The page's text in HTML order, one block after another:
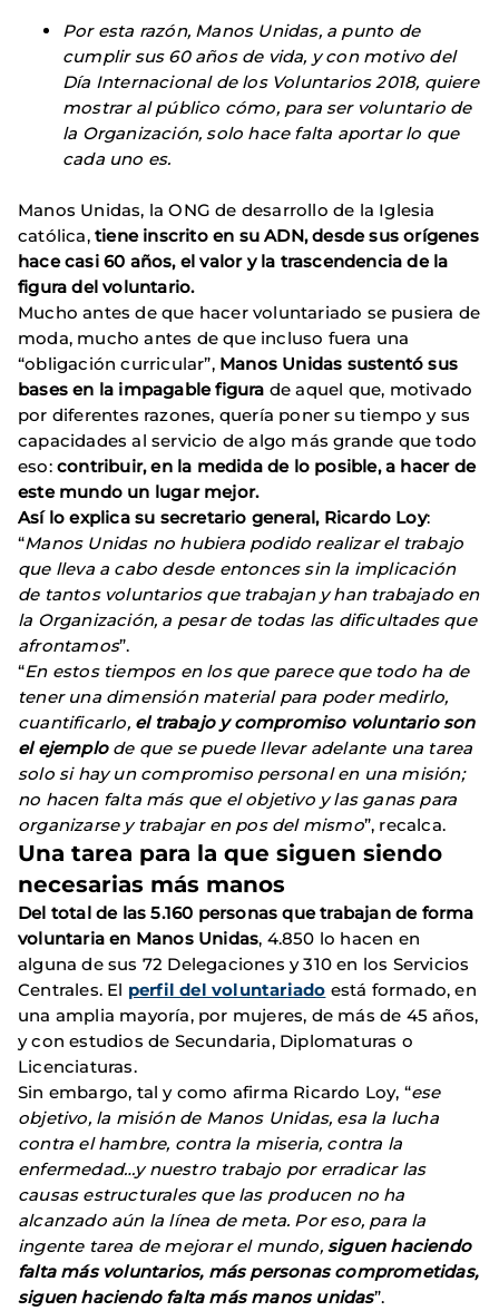
Por esta razón, Manos Unidas, a punto de
cumplir sus 60 años de vida, y con motivo del
Día Internacional de los Voluntarios 2018, quiere
mostrar al público cómo, para ser voluntario de
la Organización, solo hace falta aportar lo que
cada uno es.
Manos Unidas, la ONG de desarrollo de la Iglesia
católica, tiene inscrito en su ADN, desde sus orígenes
hace casi 60 años, el valor y la trascendencia de la
figura del voluntario.
Mucho antes de que hacer voluntariado se pusiera de
moda, mucho antes de que incluso fuera una
“obligación curricular”, Manos Unidas sustentó sus
bases en la impagable figura de aquel que, motivado
por diferentes razones, quería poner su tiempo y sus
capacidades al servicio de algo más grande que todo
eso: contribuir, en la medida de lo posible, a hacer de
este mundo un lugar mejor.
Así lo explica su secretario general, Ricardo Loy:
“Manos Unidas no hubiera podido realizar el trabajo
que lleva a cabo desde entonces sin la implicación
de tantos voluntarios que trabajan y han trabajado en
la Organización, a pesar de todas las dificultades que
afrontamos”.
“En estos tiempos en los que parece que todo ha de
tener una dimensión material para poder medirlo,
cuantificarlo, el trabajo y compromiso voluntario son
el ejemplo de que se puede llevar adelante una tarea
solo si hay un compromiso personal en una misión;
no hacen falta más que el objetivo y las ganas para
organizarse y trabajar en pos del mismo”, recalca.
Una tarea para la que siguen siendo
necesarias más manos
Del total de las 5.160 personas que trabajan de forma
voluntaria en Manos Unidas, 4.850 lo hacen en
alguna de sus 72 Delegaciones y 310 en los Servicios
Centrales. El perfil del voluntariado está formado, en
una amplia mayoría, por mujeres, de más de 45 años,
y con estudios de Secundaria, Diplomaturas o
Licenciaturas.
Sin embargo, tal y como afirma Ricardo Loy, “ese
objetivo, la misión de Manos Unidas, esa la lucha
contra el hambre, contra la miseria, contra la
enfermedad…y nuestro trabajo por erradicar las
causas estructurales que las producen no ha
alcanzado aún la línea de meta. Por eso, para la
ingente tarea de mejorar el mundo, siguen haciendo
falta más voluntarios, más personas comprometidas,
siguen haciendo falta más manos unidas”.